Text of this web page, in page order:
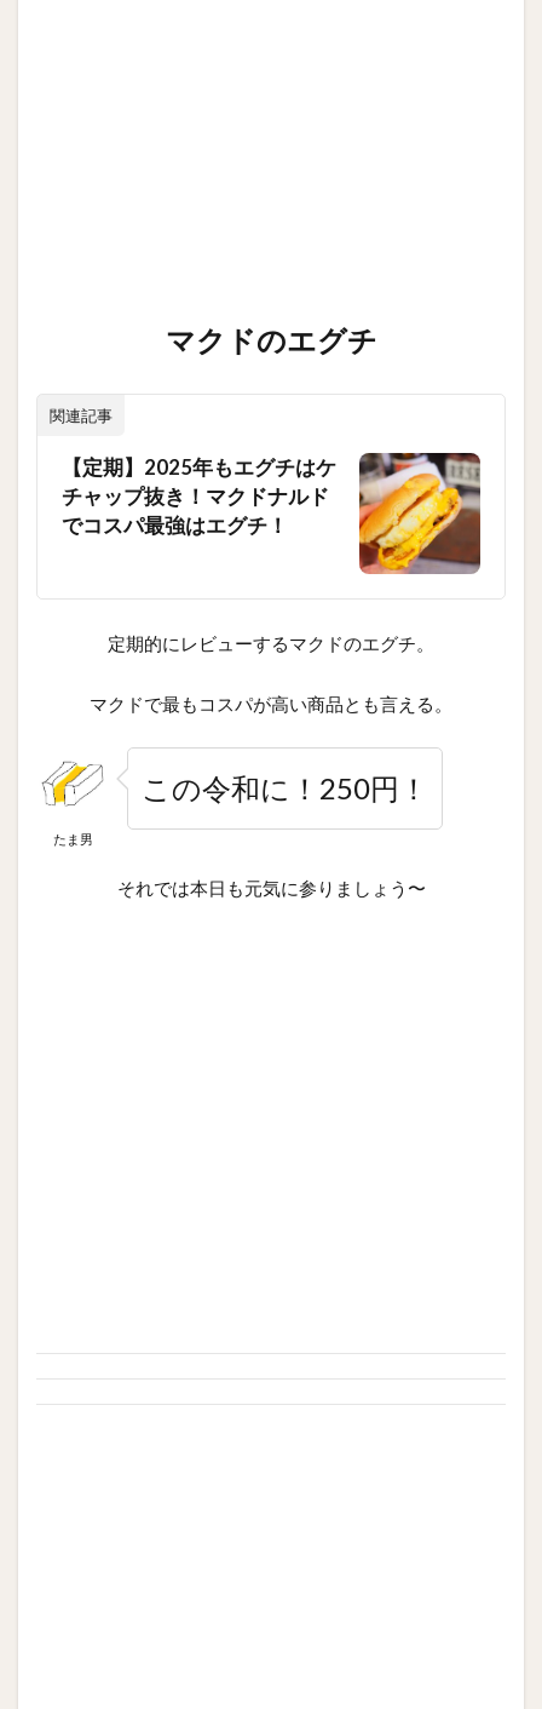
マクドのエグチ
関連記事
【定期】2025年もエグチはケ
チャップ抜き！マクドナルド
でコスパ最強はエグチ！
定期的にレビューするマクドのエグチ。
マクドで最もコスパが高い商品とも言える。
たま男
この令和に！250円！
それでは本日も元気に参りましょう〜